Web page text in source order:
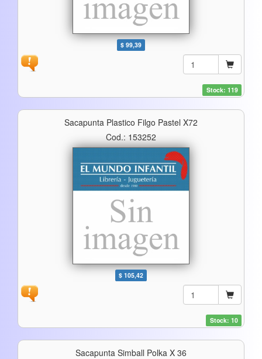
$ 99,39
Stock: 119
Sacapunta Plastico Filgo Pastel X72
Cod.: 153252
$ 105,42
Stock: 10
Sacapunta Simball Polka X 36